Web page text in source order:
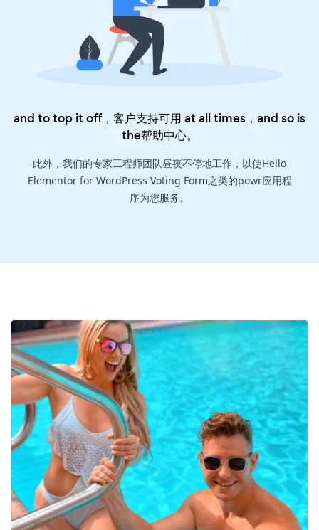
and to top it off，客户支持可用 at all times，and so is
the帮助中心。
此外，我们的专家工程师团队昼夜不停地工作，以使Hello
Elementor for WordPress Voting Form之类的powr应用程
序为您服务。